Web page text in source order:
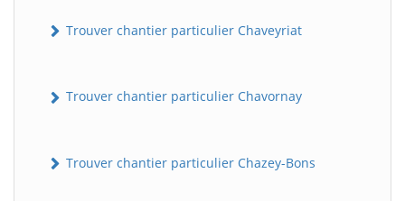
Trouver chantier particulier Chaveyriat
Trouver chantier particulier Chavornay
Trouver chantier particulier Chazey-Bons